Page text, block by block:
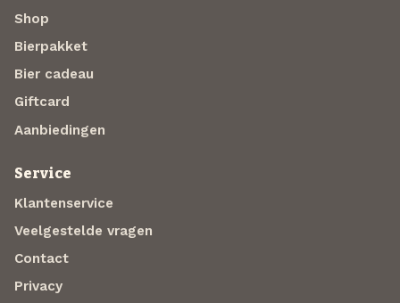
Shop
Bierpakket
Bier cadeau
Giftcard
Aanbiedingen
Service
Klantenservice
Veelgestelde vragen
Contact
Privacy